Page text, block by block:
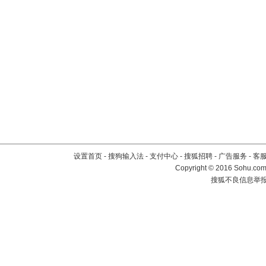
设置首页 - 搜狗输入法 - 支付中心 - 搜狐招聘 - 广告服务 - 客
Copyright©2016
搜狐不良信息举